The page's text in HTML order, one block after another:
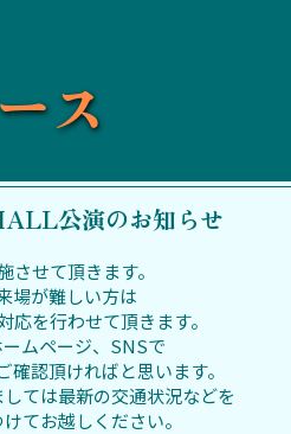
ス
公演のお知らせ
させて頂きます。
場が難しい方は
応を行わせて頂きます。
ムページ、SNSで
確認頂ければと思います。
ては最新の交通状況などを
てお越しください。